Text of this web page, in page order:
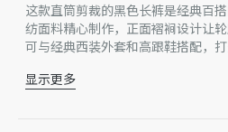
这款直筒剪裁的黑色长裤是经典百
纺面料精心制作，正面褶裥设计让
可与经典西装外套和高跟鞋搭配，打
隐藏式拉链和钩扣开合
显示更多